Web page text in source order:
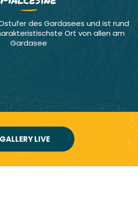
des Gardasees und ist rund
Ort von allen am
Gardasee
GALLERY LIVE